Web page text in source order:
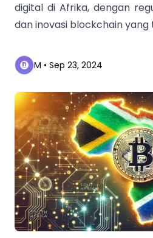
digital di Afrika, dengan
dan inovasi blockchain
M • Sep 23, 2024